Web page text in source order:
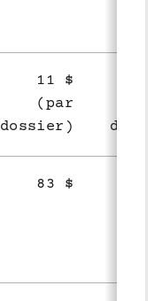
11 $
(par
dossier)
83 $